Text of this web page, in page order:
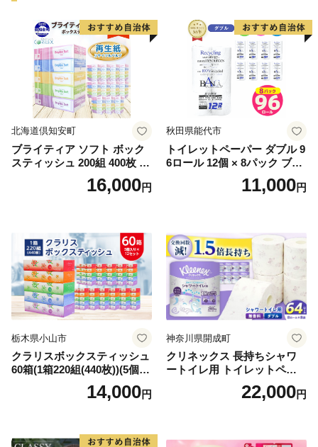
北海道倶知安町
ブライティア ソフト ボック
スティッシュ 200組 400枚 60
箱 日本製 まとめ買い ティッ
シュ リサイクル 長持 防災 常
倶知安町 日用品
16,000円
秋田県能代市
トイレットペーパー ダブル 9
6ロール 12個 × 8パック ブラ
ンカ 再生紙 100％ 芯あり 日
用品 消耗品 無香料 生活用品
11,000円
栃木県小山市
クラリスボックスティッシュ
60箱(1箱220組(440枚))(5個入
り×12セット)【1256759】
14,000円
神奈川県開成町
クリネックス 長持ちシャワ
ートイレ用 トイレットペー
パー（ダブル）64ロール(8ロ
ール×8パック) 開成町 トイレ
蓄 防災 エコ 消耗品 生活雑貨
22,000円